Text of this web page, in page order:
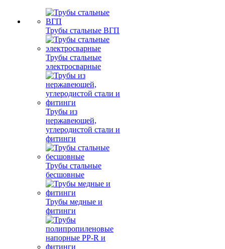
Трубы стальные ВГП
Трубы стальные
электросварные
Трубы из
нержавеющей,
углеродистой стали и
фитинги
Трубы стальные
бесшовные
Трубы медные и
фитинги